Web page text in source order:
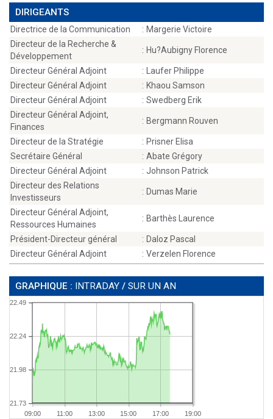
DIRIGEANTS
Directrice de la Communication : Margerie Victoire
Directeur de la Recherche &
Développement
: Hu?Aubigny Florence
Directeur Général Adjoint :
Laufer Philippe
Directeur Général Adjoint
: Khaou Samson
Directeur Général Adjoint
: Swedberg Erik
Directeur Général Adjoint,
Finances
: Bergmann Rouven
Directeur de la Stratégie : Prisner Elisa
Secrétaire Général
: Abate Grégory
Directeur Général Adjoint
: Johnson Patrick
Directeur des Relations
Investisseurs
: Dumas Marie
Directeur Général Adjoint,
Ressources Humaines
: Barthès Laurence
Président-Directeur général : Daloz Pascal
Directeur Général Adjoint
: Verzelen Florence
GRAPHIQUE : INTRADAY / SUR UN AN
09:00 11:00 13:00 15:00 17:00 19:00
21.73
21.98
22.24
22.49